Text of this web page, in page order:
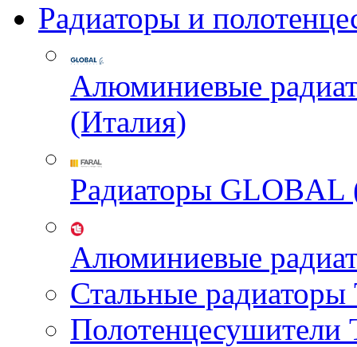
Радиаторы и
Алюминиевые
(Италия)
Радиаторы GLOBAL
Алюминиевые
Стальные